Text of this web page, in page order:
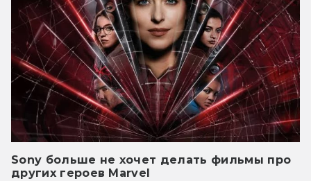
Sony больше не хочет делать фильмы про
других героев Marvel